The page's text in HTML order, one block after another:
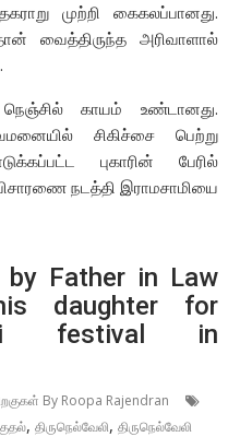
முற்றி கைகலப்பானது.
வைத்திருந்த அரிவாளால்
காயம் உண்டானது.
சிகிச்சை பெற்று
புகாரின் பேரில்
நடத்தி இராமசாமியை
Father in Law
daughter for
festival in
By Roopa Rajendran
,திருநெல்வேலி,திருநெல்வேலி